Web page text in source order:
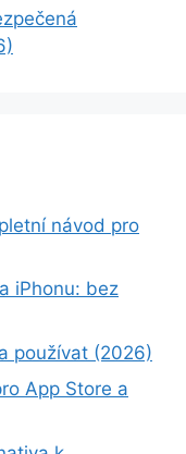
návod pro
iPhonu: bez
používat (2026)
App Store a